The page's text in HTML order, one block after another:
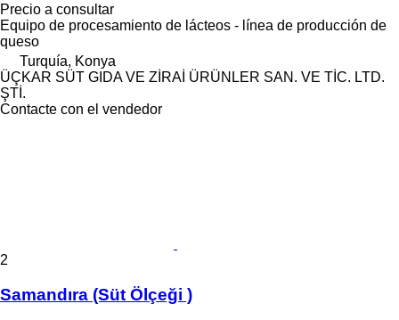
Precio a consultar
Equipo de procesamiento de lácteos - línea de producción de
queso
Turquía, Konya
ÜÇKAR SÜT GIDA VE ZİRAİ ÜRÜNLER SAN. VE TİC. LTD.
ŞTİ.
Contacte con el vendedor
2
Samandıra (Süt Ölçeği )